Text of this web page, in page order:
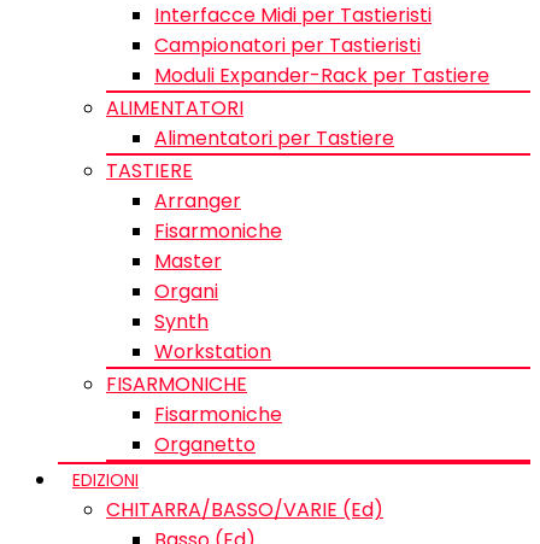
Interfacce Midi per Tastieristi
Campionatori per Tastieristi
Moduli Expander-Rack per Tastiere
ALIMENTATORI
Alimentatori per Tastiere
TASTIERE
Arranger
Fisarmoniche
Master
Organi
Synth
Workstation
FISARMONICHE
Fisarmoniche
Organetto
EDIZIONI
CHITARRA/BASSO/VARIE (Ed)